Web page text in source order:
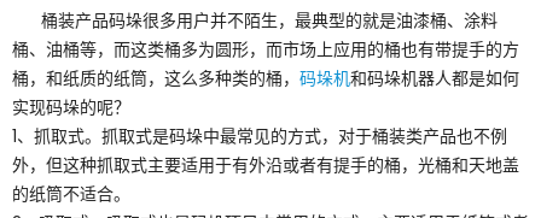
桶装产品码垛很多用户并不陌生，最典型的就是油漆桶、涂料
桶、油桶等，而这类桶多为圆形，而市场上应用的桶也有带提手的方
桶，和纸质的纸筒，这么多种类的桶， 码垛机和码垛机器人都是如何
实现码垛的呢？
1、抓取式。抓取式是码垛中最常见的方式，对于桶装类产品也不例
外，但这种抓取式主要适用于有外沿或者有提手的桶，光桶和天地盖
的纸筒不适合。